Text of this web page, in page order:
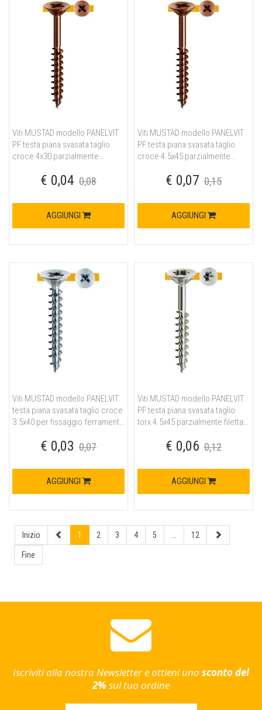
Viti MUSTAD modello PANELVIT
PF testa piana svasata taglio
croce 4x30 parzialmente
ferramenta in acciaio finitura
€ 0,04 0,08
AGGIUNGI
Viti MUSTAD modello PANELVIT
PF testa piana svasata taglio
croce 4.5x45 parzialmente
ferramenta in acciaio finitura
€ 0,07 0,15
AGGIUNGI
Viti MUSTAD modello PANELVIT
testa piana svasata taglio croce
3.5x40 per fissaggio ferramenta
€ 0,03 0,07
AGGIUNGI
Viti MUSTAD modello PANELVIT
PF testa piana svasata taglio
torx 4.5x45 parzialmente filettata
acciaio finitura chromiting
€ 0,06 0,12
AGGIUNGI
Inizio 1 2 3 4 5 12
Fine
Iscriviti alla nostra Newsletter e ottieni uno sconto del
2% sul tuo ordine